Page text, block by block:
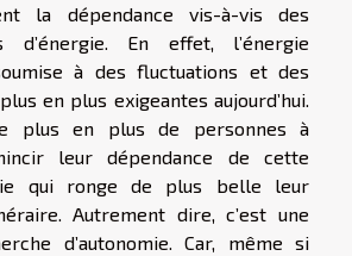
la dépendance vis-à-vis des
d’énergie. En effet, l’énergie
à des fluctuations et des
en plus exigeantes aujourd’hui.
plus en plus de personnes à
leur dépendance de cette
qui ronge de plus belle leur
Autrement dire, c’est une
d’autonomie. Car, même si